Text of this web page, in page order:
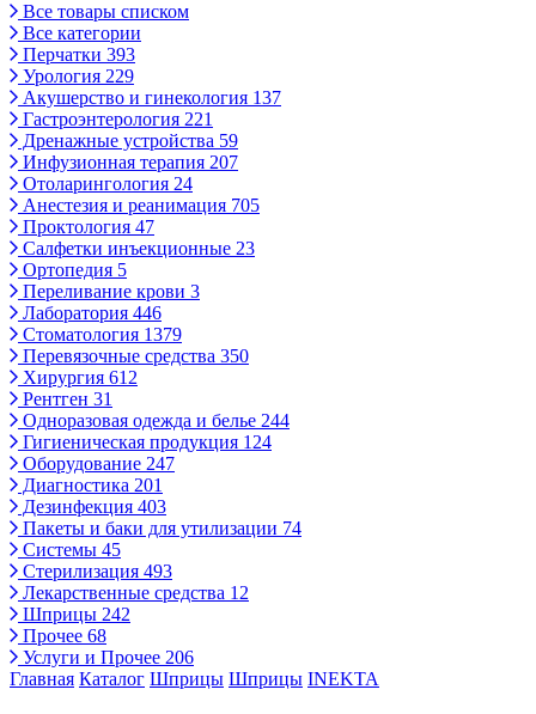
Все товары списком
Все категории
Перчатки 393
Урология 229
Акушерство и гинекология 137
Гастроэнтерология 221
Дренажные устройства 59
Инфузионная терапия 207
Отоларингология 24
Анестезия и реанимация 705
Проктология 47
Салфетки инъекционные 23
Ортопедия 5
Переливание крови 3
Лаборатория 446
Стоматология 1379
Перевязочные средства 350
Хирургия 612
Рентген 31
Одноразовая одежда и белье 244
Гигиеническая продукция 124
Оборудование 247
Диагностика 201
Дезинфекция 403
Пакеты и баки для утилизации 74
Системы 45
Стерилизация 493
Лекарственные средства 12
Шприцы 242
Прочее 68
Услуги и Прочее 206
Главная Каталог Шприцы Шприцы INEKTA